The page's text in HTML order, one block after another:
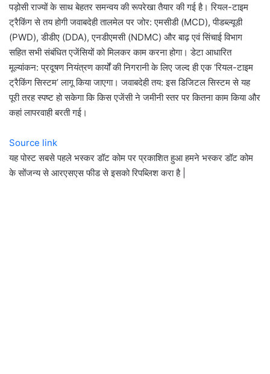
पड़ोसी राज्यों के साथ बेहतर समन्वय की रूपरेखा तैयार की गई है। रियल-टाइम
ट्रैकिंग से तय होगी जवाबदेही तालमेल पर जोर: एमसीडी (MCD), पीडब्ल्यूडी
(PWD), डीडीए (DDA), एनडीएमसी (NDMC) और बाढ़ एवं सिंचाई विभाग
सहित सभी संबंधित एजेंसियों को मिलकर काम करना होगा। डेटा आधारित
मूल्यांकन: प्रदूषण नियंत्रण कार्यों की निगरानी के लिए जल्द ही एक ‘रियल-टाइम
ट्रैकिंग सिस्टम’ लागू किया जाएगा। जवाबदेही तय: इस डिजिटल सिस्टम से यह
पूरी तरह स्पष्ट हो सकेगा कि किस एजेंसी ने जमीनी स्तर पर कितना काम किया और
कहां लापरवाही बरती गई।
Source link
यह पोस्ट सबसे पहले भस्कर डॉट कोम पर प्रकाशित हुआ हमने भस्कर डॉट कोम
के सोंजन्य से आरएसएस फीड से इसको रिपब्लिश करा है |